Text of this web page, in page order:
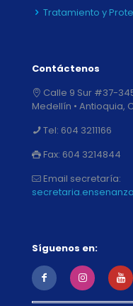
Tratamiento y
Contáctenos
Calle 9 Sur #37-
Medellín • Antioquia,
Tel: 604 3211166
Fax: 604 3214844
Email secretaría:
Síguenos en: